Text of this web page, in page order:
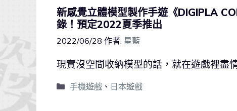
新感覺立體模型製作手遊《DIGIPLA
錄！預定2022夏季推出
2022/06/28 作者: 星藍
現實沒空間收納模型的話，就在遊戲裡盡
手機遊戲、 日本遊戲